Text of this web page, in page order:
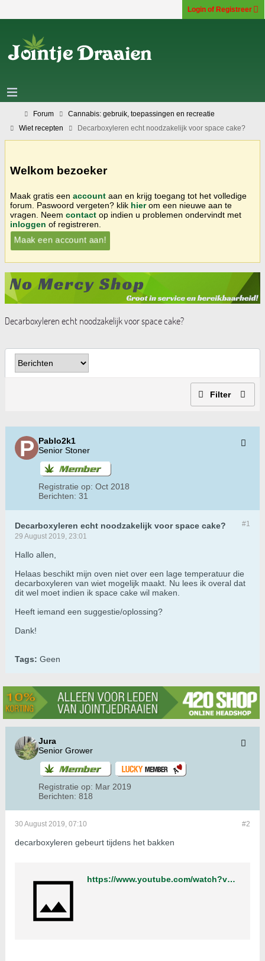
Login of Registreer
Forum
Cannabis: gebruik, toepassingen en recreatie
Wiet recepten
Decarboxyleren echt noodzakelijk voor space cake?
Welkom bezoeker
Maak gratis een account aan en krijg toegang tot het volledige
forum. Paswoord vergeten? klik hierom een nieuwe aan te
vragen. Neem contact op indien u problemen ondervindt met
inloggen of registreren.
Maak een account aan!
Decarboxyleren echt noodzakelijk voor space cake?
Filter
Pablo2k1
Senior Stoner
Registratie op: Oct 2018
Berichten: 31
#1
Decarboxyleren echt noodzakelijk voor space cake?
29 August 2019, 23:01
Hallo allen,
Helaas beschikt mijn oven niet over een lage temperatuur die
decarboxyleren van wiet mogelijk maakt. Nu lees ik overal dat
dit wel moet indien ik space cake wil maken.
Heeft iemand een suggestie/oplossing?
Dank!
Tags: Geen
Jura
Senior Grower
Registratie op: Mar 2019
Berichten: 818
#2
30 August 2019, 07:10
decarboxyleren gebeurt tijdens het bakken
https://www.youtube.com/watch?v=YaTgJqMvT0w&amp;feature=youtu.be